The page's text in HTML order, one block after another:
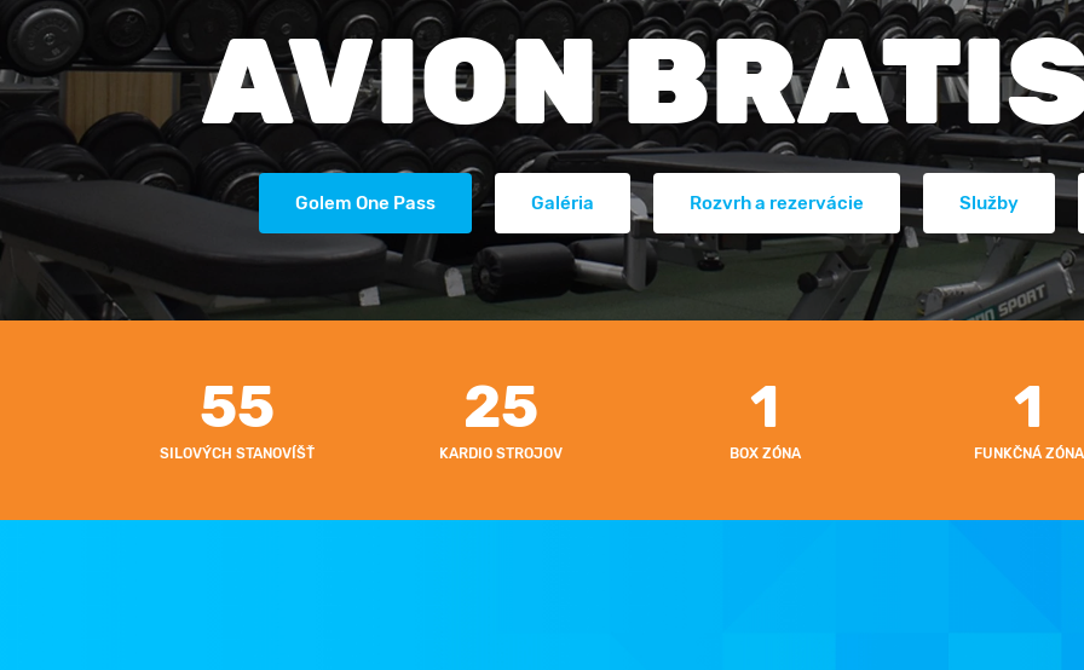
AQUA Aerobic
Core&ABS
AVION
Golem One Pass Galéria Rozvrh a rezervácie Služby
55
SILOVÝCH STANOVÍŠŤ
25
KARDIO STROJOV
1
BOX ZÓNA
1
FUNKČNÁ ZÓNA